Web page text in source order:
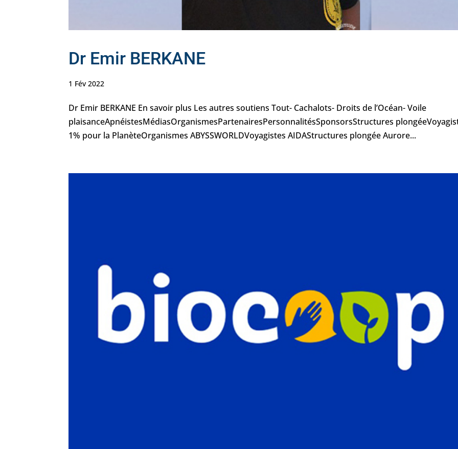
Dr Emir BERKANE
1 Fév 2022
Dr Emir BERKANE En savoir plus Les autres soutiens Tout- Cachalots- Droits de l’Océan- Voile
plaisanceApnéistesMédiasOrganismesPartenairesPersonnalitésSponsorsStructures
1% pour la PlanèteOrganismes ABYSSWORLDVoyagistes AIDAStructures plongée Aurore...